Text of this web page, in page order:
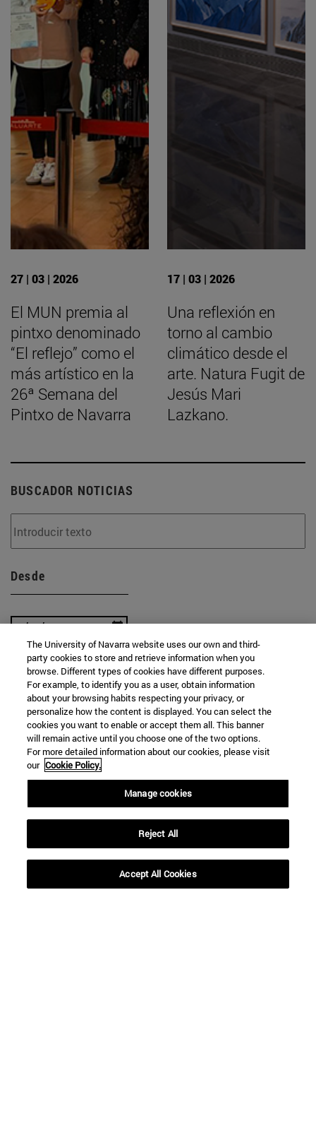
27 | 03 | 2026
El MUN premia al
pintxo denominado
“El reflejo” como el
más artístico en la
26ª Semana del
Pintxo de Navarra
17 | 03 | 2026
Una reflexión en
torno al cambio
climático desde el
arte. Natura Fugit de
Jesús Mari
Lazkano.
BUSCADOR NOTICIAS
Desde
Hasta
BUSCAR
The University of Navarra website uses our own and third-
party cookies to store and retrieve information when you
browse. Different types of cookies have different purposes.
For example, to identify you as a user, obtain information
about your browsing habits respecting your privacy, or
personalize how the content is displayed. You can select the
cookies you want to enable or accept them all. This banner
will remain active until you choose one of the two options.
For more detailed information about our cookies, please visit
our Cookie Policy.
Manage cookies
Reject All
Accept All Cookies